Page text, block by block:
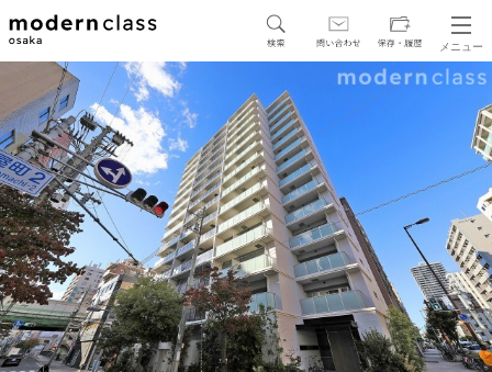
メニュー
SEARCH
地図から探す 駅・路線から探す
区から探す
人気エリアから探す